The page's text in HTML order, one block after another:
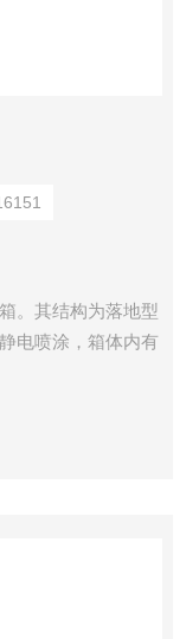
。其结构为落地型
电喷涂，箱体内有